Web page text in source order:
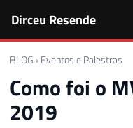
Dirceu Resende
BLOG › Eventos e Palestras
Como foi o
2019